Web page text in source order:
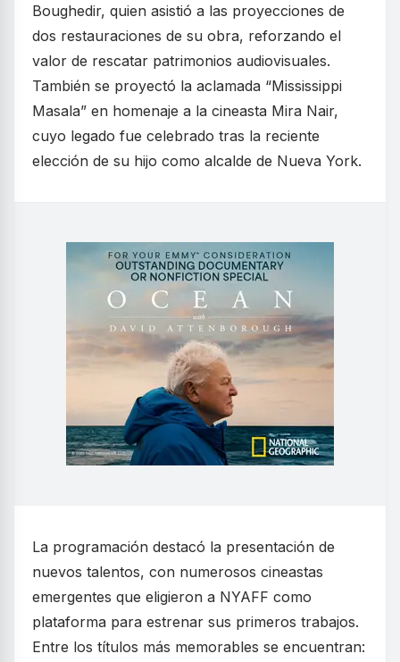
Boughedir, quien asistió a las proyecciones de
dos restauraciones de su obra, reforzando el
valor de rescatar patrimonios audiovisuales.
También se proyectó la aclamada “Mississippi
Masala” en homenaje a la cineasta Mira Nair,
cuyo legado fue celebrado tras la reciente
elección de su hijo como alcalde de Nueva York.
La programación destacó la presentación de
nuevos talentos, con numerosos cineastas
emergentes que eligieron a NYAFF como
plataforma para estrenar sus primeros trabajos.
Entre los títulos más memorables se encuentran: